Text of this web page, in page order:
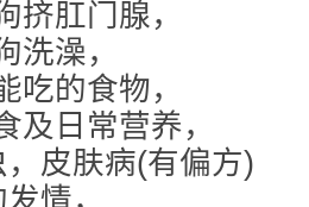
挤肛门腺，
洗澡，
吃的食物，
及日常营养，
皮肤病(有偏方)
情，